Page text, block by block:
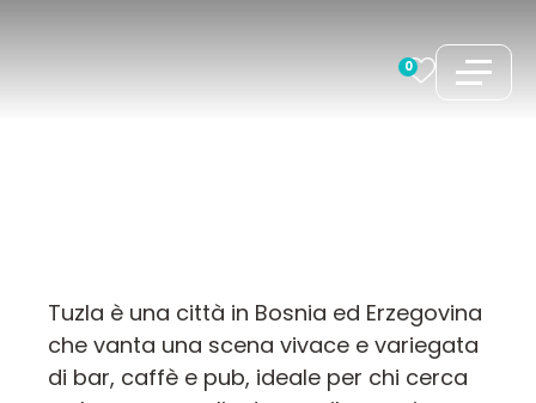
0
Tuzla è una città in Bosnia ed Erzegovina
che vanta una scena vivace e variegata
di bar, caffè e pub, ideale per chi cerca